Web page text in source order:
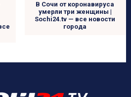
В Сочи от коронавируса
умерли три женщины |
Sochi24.tv — все новости
города